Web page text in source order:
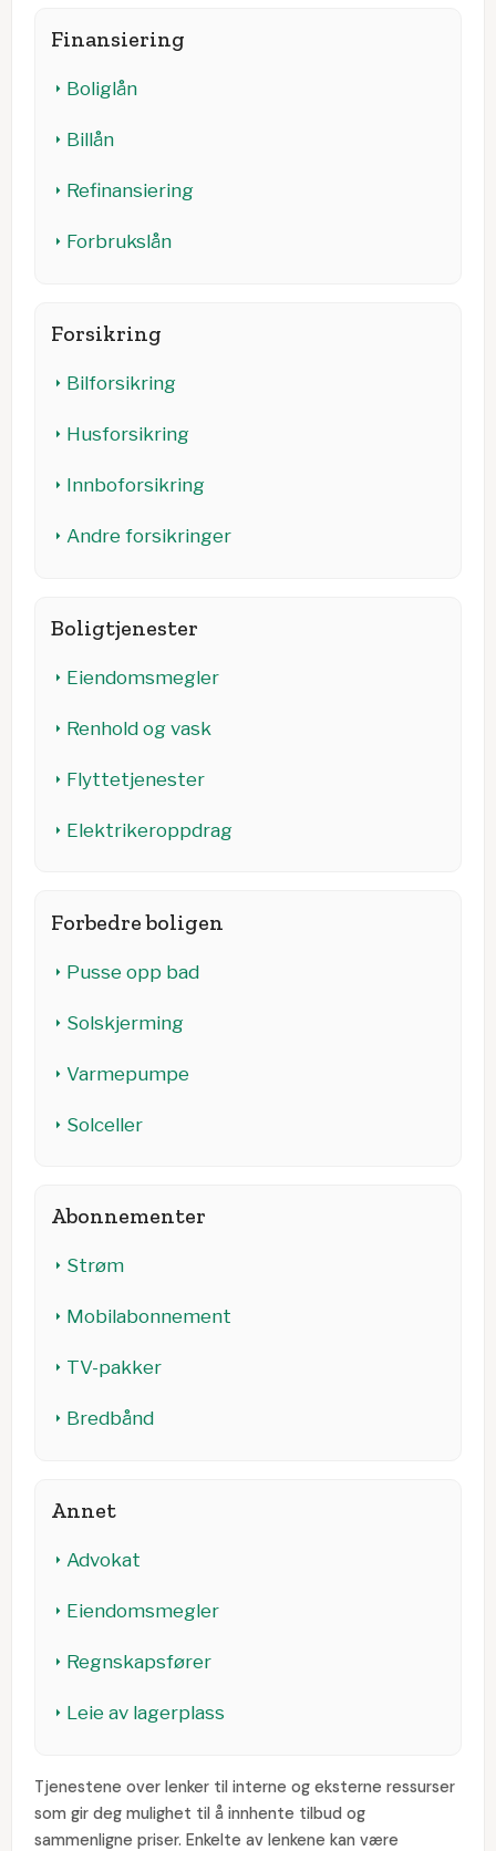
Finansiering
Boliglån
Billån
Refinansiering
Forbrukslån
Forsikring
Bilforsikring
Husforsikring
Innboforsikring
Andre forsikringer
Boligtjenester
Eiendomsmegler
Renhold og vask
Flyttetjenester
Elektrikeroppdrag
Forbedre boligen
Pusse opp bad
Solskjerming
Varmepumpe
Solceller
Abonnementer
Strøm
Mobilabonnement
TV-pakker
Bredbånd
Annet
Advokat
Eiendomsmegler
Regnskapsfører
Leie av lagerplass
Tjenestene over lenker til interne og eksterne ressurser
som gir deg mulighet til å innhente tilbud og
sammenligne priser. Enkelte av lenkene kan være